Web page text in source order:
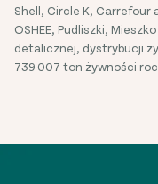
Shell, Circle K, Carrefour
OSHEE, Pudliszki,
detalicznej, dystrybucji
739 007 ton żywności